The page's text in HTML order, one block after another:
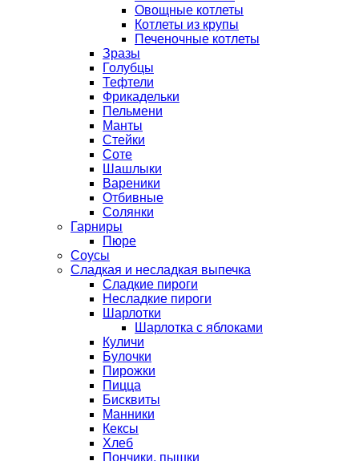
Овощные котлеты
Котлеты из крупы
Печеночные котлеты
Зразы
Голубцы
Тефтели
Фрикадельки
Пельмени
Манты
Стейки
Соте
Шашлыки
Вареники
Отбивные
Солянки
Гарниры
Пюре
Соусы
Сладкая и несладкая выпечка
Сладкие пироги
Несладкие пироги
Шарлотки
Шарлотка с яблоками
Куличи
Булочки
Пирожки
Пицца
Бисквиты
Манники
Кексы
Хлеб
Пончики, пышки